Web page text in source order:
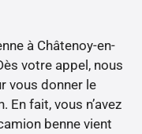
à Châtenoy-en-
votre appel, nous
vous donner le
En fait, vous n’avez
benne vient